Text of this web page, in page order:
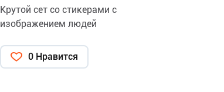
Крутой сет со стикерами с
изображением людей
0 Нравится